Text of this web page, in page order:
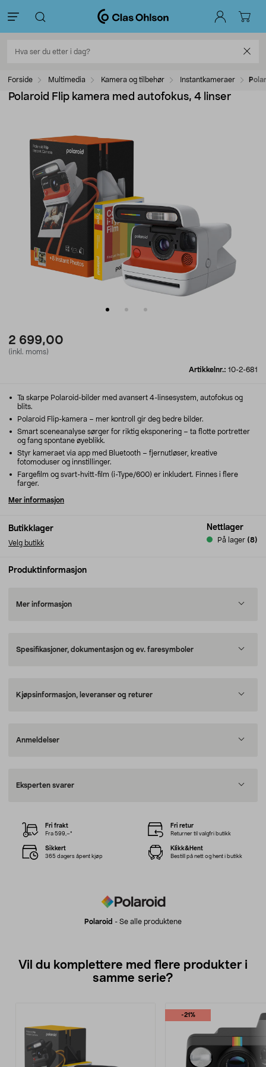
Forside Multimedia Kamera og tilbehør Instantkameraer
Polaroid Flip kamera med autofokus, 4 linser
2 699,00
(inkl. moms)
Artikkelnr.: 10-2-681
Butikklager
Velg butikk
Nettlager
På lager (8)
Ta skarpe Polaroid-bilder med avansert 4-linsesystem, autofokus og
blits.
Polaroid Flip-kamera – mer kontroll gir deg bedre bilder.
Smart sceneanalyse sørger for riktig eksponering – ta flotte portretter
og fang spontane øyeblikk.
Styr kameraet via app med Bluetooth – fjernutløser, kreative
fotomoduser og innstillinger.
Fargefilm og svart-hvitt-film (i-Type/600) er inkludert. Finnes i flere
farger.
Mer informasjon
Produktinformasjon
Mer informasjon
Spesifikasjoner, dokumentasjon og ev. faresymboler
Kjøpsinformasjon, leveranser og returer
Anmeldelser
Eksperten svarer
Polaroid - Se alle produktene
Fri frakt
Fra 599,–*
Fri retur
Returner til valgfri butikk
Sikkert
365 dagers åpent kjøp
Klikk&Hent
Bestill på nett og hent i butikk
Vil du komplettere med flere produkter i
samme serie?
-21%